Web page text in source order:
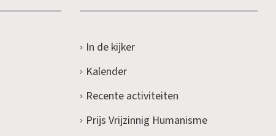
In de kijker
Kalender
Recente activiteiten
Prijs Vrijzinnig Humanisme